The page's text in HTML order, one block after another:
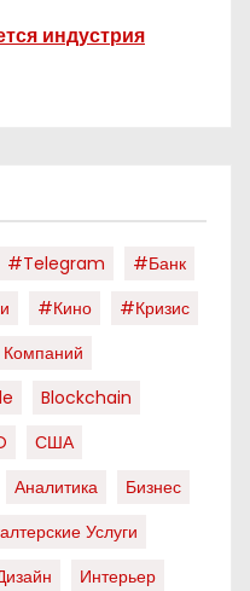
индустрия
#telegram
#банк
#кино
#кризис
Blockchain
США
Аналитика
Бизнес
Услуги
Интерьер